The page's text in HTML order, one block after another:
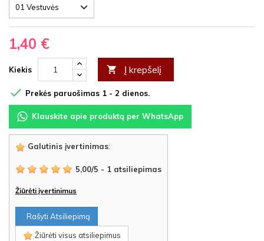
1,40 €
Kiekis  Į krepšelį
 Prekės paruošimas 1 - 2 dienos.
Klauskite apie produktą per WhatsApp
Galutinis įvertinimas:
5,00/5 - 1 atsiliepimas
Žiūrėti įvertinimus
Rašyti Atsiliepimą
Žiūrėti visus atsiliepimus